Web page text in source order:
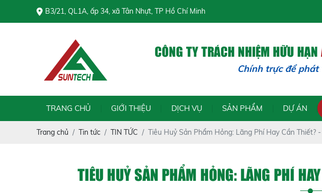
B3/21, QL1A, ấp 34, xã Tân Nhựt, TP Hồ Chí Minh
CÔNG TY TRÁCH NHIỆM HỮU HẠN
Chính trực để phát triển -
TRANG CHỦ GIỚI THIỆU DỊCH VỤ SẢN PHẨM DỰ ÁN
Trang chủ Tin tức TIN TỨC Tiêu Huỷ Sản Phẩm Hỏng: Lãng Phí Hay Cần Thiết?
TIÊU HUỶ SẢN PHẨM HỎNG: LÃNG PHÍ